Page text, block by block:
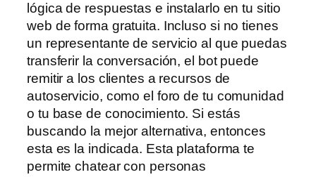
lógica de respuestas e instalarlo en tu sitio
web de forma gratuita. Incluso si no tienes
un representante de servicio al que puedas
transferir la conversación, el bot puede
remitir a los clientes a recursos de
autoservicio, como el foro de tu comunidad
o tu base de conocimiento. Si estás
buscando la mejor alternativa, entonces
esta es la indicada. Esta plataforma te
permite chatear con personas